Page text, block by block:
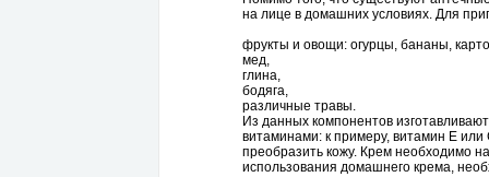
на лице в домашних условиях. Для
фрукты и овощи: огурцы, бананы,
мед,
глина,
бодяга,
различные травы.
Из данных компонентов
витаминами: к примеру, витамин Е
преобразить кожу. Крем необходимо
использования домашнего крема,